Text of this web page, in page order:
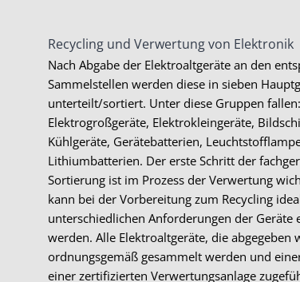
Recycling und Verwertung von Elektronik
Nach Abgabe der Elektroaltgeräte an den
Sammelstellen werden diese in sieben
unterteilt/sortiert. Unter diese Gruppen fallen:
Elektrogroßgeräte, Elektrokleingeräte,
Kühlgeräte, Gerätebatterien,
Lithiumbatterien. Der erste Schritt der
Sortierung ist im Prozess der Verwertung
kann bei der Vorbereitung zum Recycling
unterschiedlichen Anforderungen der Geräte
werden. Alle Elektroaltgeräte, die abgegeben
ordnungsgemäß gesammelt werden und
einer zertifizierten Verwertungsanlage